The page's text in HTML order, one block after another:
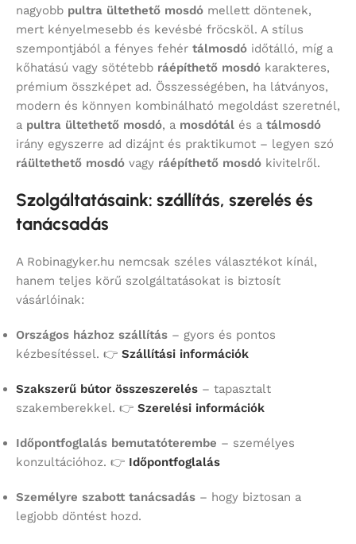
nagyobb pultra ültethető mosdó mellett döntenek,
mert kényelmesebb és kevésbé fröcsköl. A stílus
szempontjából a fényes fehér tálmosdó időtálló, míg a
kőhatású vagy sötétebb ráépíthető mosdó karakteres,
prémium összképet ad. Összességében, ha látványos,
modern és könnyen kombinálható megoldást szeretnél,
a pultra ültethető mosdó, a mosdótál és a tálmosdó
irány egyszerre ad dizájnt és praktikumot – legyen szó
ráültethető mosdó vagy ráépíthető mosdó kivitelről.
Szolgáltatásaink: szállítás, szerelés és
tanácsadás
A Robinagyker.hu nemcsak széles választékot kínál,
hanem teljes körű szolgáltatásokat is biztosít
vásárlóinak:
Országos házhoz szállítás – gyors és pontos
kézbesítéssel. 👉 Szállítási információk
Szakszerű bútor összeszerelés – tapasztalt
szakemberekkel. 👉 Szerelési információk
Időpontfoglalás bemutatóterembe – személyes
konzultációhoz. 👉 Időpontfoglalás
Személyre szabott tanácsadás – hogy biztosan a
legjobb döntést hozd.